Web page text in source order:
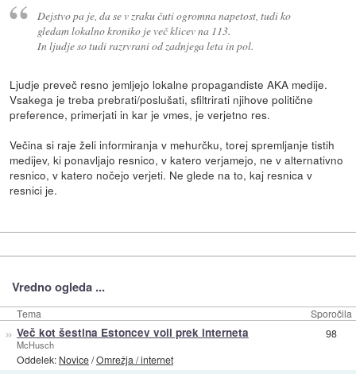
Dejstvo pa je, da se v zraku čuti ogromna napetost, tudi ko
gledam lokalno kroniko je več klicev na 113.
In ljudje so tudi razrvrani od zadnjega leta in pol.
Ljudje preveč resno jemljejo lokalne propagandiste AKA medije.
Vsakega je treba prebrati/poslušati, sfiltrirati njihove politične
preference, primerjati in kar je vmes, je verjetno res.
Večina si raje želi informiranja v mehurčku, torej spremljanje tistih
medijev, ki ponavljajo resnico, v katero verjamejo, ne v alternativno
resnico, v katero nočejo verjeti. Ne glede na to, kaj resnica v
resnici je.
Vredno ogleda ...
Tema Sporočila
» Več kot šestina Estoncev voli prek interneta
McHusch
Oddelek: Novice/Omrežja / internet
98